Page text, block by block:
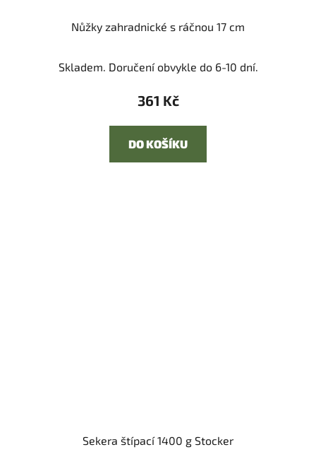
Nůžky zahradnické s ráčnou 17 cm
Skladem. Doručení obvykle do 6-10 dní.
361 Kč
DO KOŠÍKU
Sekera štípací 1400 g Stocker